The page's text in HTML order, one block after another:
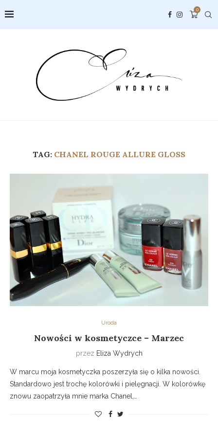
0
TAG: CHANEL ROUGE ALLURE GLOSS
Uroda
Nowości w kosmetyczce – Marzec
przez Eliza Wydrych
W marcu moja kosmetyczka poszerzyła się o kilka nowości.
Standardowo jest trochę kolorówki i pielęgnacji. W kolorówkę
znowu zaopatrzyła mnie marka Chanel,…